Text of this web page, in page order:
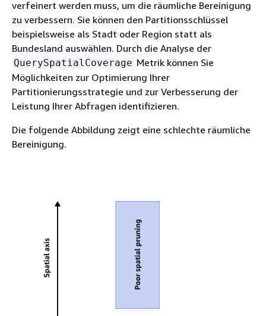
verfeinert werden muss, um die räumliche Bereinigung
zu verbessern. Sie können den Partitionsschlüssel
beispielsweise als Stadt oder Region statt als
Bundesland auswählen. Durch die Analyse der
QuerySpatialCoverage Metrik können Sie
Möglichkeiten zur Optimierung Ihrer
Partitionierungsstrategie und zur Verbesserung der
Leistung Ihrer Abfragen identifizieren.
Die folgende Abbildung zeigt eine schlechte räumliche
Bereinigung.